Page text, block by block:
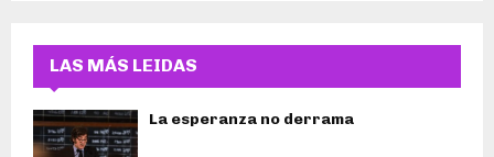
LAS MÁS LEIDAS
La esperanza no derrama